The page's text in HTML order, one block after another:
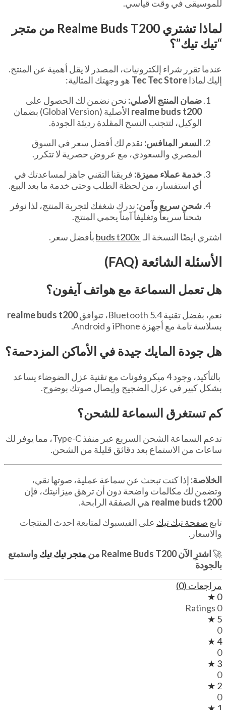
للموسيقى في وقت قياسي.
لماذا تشتري Realme Buds T200 من متجر
“تيك تيك”؟
عندما تقرر شراء إلكترونيات، المصدر لا يقل أهمية عن المنتج.
إليك لماذاTec Tec Store هو وجهتك المثالية:
ضمان المنتج الأصلي: نحن نضمن لك الحصول على
realme buds t200
الأصلية (Global Version) بضمان
الوكيل، لتتجنب النسخ المقلدة رديئة الجودة.
السعر المنافس: نقدم لك أفضل سعر في السوق
المصري والسعودي، مع عروض حصرية لا تتكرر.
خدمة عملاء مميزة: فريقنا التقني جاهز لمساعدتك في
أي استفسار، من لحظة الطلب وحتى خدمة ما بعد البيع.
شحن سريع وآمن: ندرك شغفك لتجربة المنتج، لذا نوفر
شحناً سريعاً وتغليفاً آمناً يحمي المنتج.
اشتري ايضًا النسخة الـ
بأفضل سعر.
الأسئلة الشائعة (FAQ)
هل تعمل السماعة مع هواتف آيفون؟
نعم، بفضل تقنية Bluetooth 5.4، تتوافق
realme buds t200
بسلاسة تامة مع أجهزة iPhone و Android.
هل جودة المايك جيدة في الأماكن المزدحمة؟
بالتأكيد، وجود 4 ميكروفونات مع تقنية عزل الضوضاء يساعد
بشكل كبير في عزل الضجيج وإيصال صوتك بوضوح.
كم تستغرق السماعة للشحن؟
تدعم السماعة الشحن السريع عبر منفذ Type-C، مما يوفر لك
ساعات من الاستماع بعد دقائق قليلة من الشحن.
الخلاصة: إذا كنت تبحث عن سماعة عملية، صوتها نقي،
وتضمن لك مكالمات واضحة دون أن ترهق ميزانيتك، فإن
realme buds t200 هي الصفقة الرابحة.
تابع صفحة تيك تيك على الفيسبوك لمتابعة احدث المنتجات
والاسعار.
🚀 اشترِ الآن Realme Buds T200 من متجر تيك تيك واستمتع
بالجودة
مراجعات (0)
0 ★
0 Ratings
5 ★
0
4 ★
0
3 ★
0
2 ★
0
1 ★